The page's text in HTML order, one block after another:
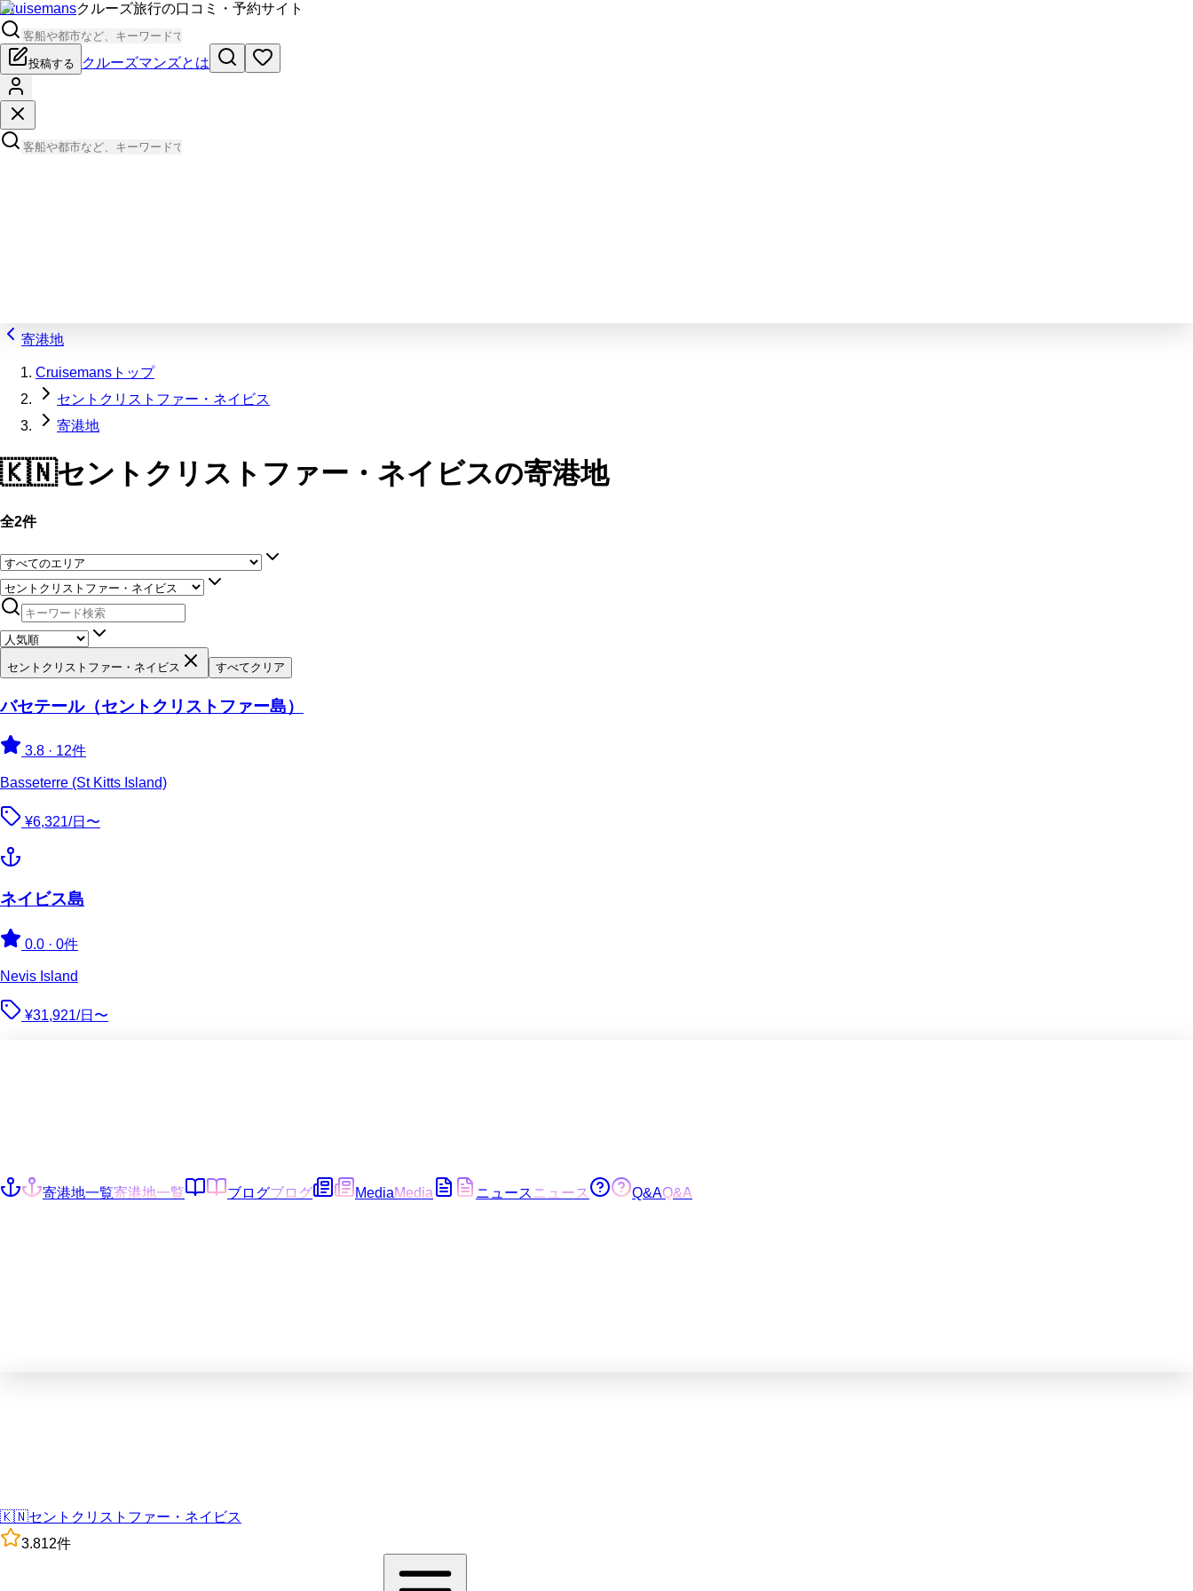
Cruisemansクルーズ旅行の口コミ・予約サイト
投稿する クルーズマンズとは
寄港地
Cruisemansトップ
セントクリストファー・ネイビス
寄港地
🇰🇳セントクリストファー・ネイビスの寄港地
全2件
セントクリストファー・ネイビス すべてクリア
バセテール（セントクリストファー島）
3.8 · 12件
Basseterre (St Kitts Island)
¥6,321/日〜
ネイビス島
0.0 · 0件
Nevis Island
¥31,921/日〜
寄港地一覧寄港地一覧 ブログブログ MediaMedia ニュース ニュース Q&AQ&A
🇰🇳セントクリストファー・ネイビス
3.812件